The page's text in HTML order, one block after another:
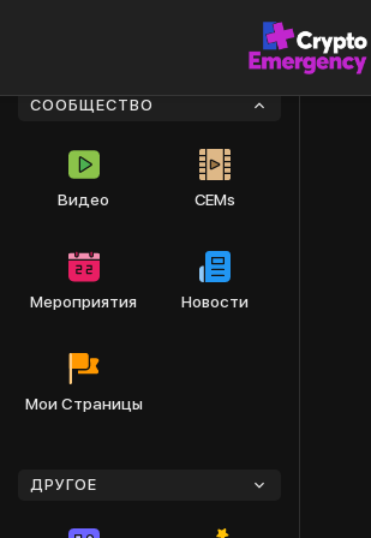
СООБЩЕСТВО
Видео CEMs
Мероприятия Новости
Мои Страницы
ДРУГОЕ